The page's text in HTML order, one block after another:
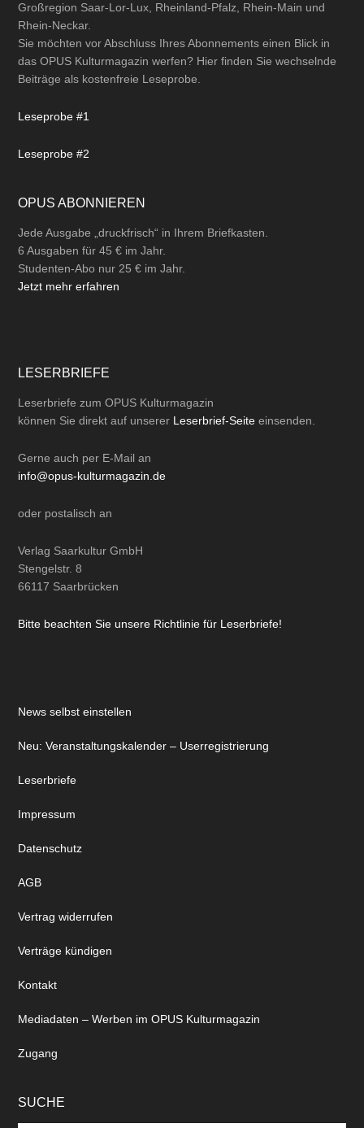
Großregion Saar-Lor-Lux, Rheinland-Pfalz, Rhein-Main und
Rhein-Neckar.
Sie möchten vor Abschluss Ihres Abonnements einen Blick in
das OPUS Kulturmagazin werfen? Hier finden Sie wechselnde
Beiträge als kostenfreie Leseprobe.
Leseprobe #1
Leseprobe #2
OPUS ABONNIEREN
Jede Ausgabe „druckfrisch“ in Ihrem Briefkasten.
6 Ausgaben für 45 € im Jahr.
Studenten-Abo nur 25 € im Jahr.
Jetzt mehr erfahren
LESERBRIEFE
Leserbriefe zum OPUS Kulturmagazin
können Sie direkt auf unserer Leserbrief-Seite einsenden.
Gerne auch per E-Mail an
info@opus-kulturmagazin.de
oder postalisch an
Verlag Saarkultur GmbH
Stengelstr. 8
66117 Saarbrücken
Bitte beachten Sie unsere Richtlinie für Leserbriefe!
News selbst einstellen
Neu: Veranstaltungskalender – Userregistrierung
Leserbriefe
Impressum
Datenschutz
AGB
Vertrag widerrufen
Verträge kündigen
Kontakt
Mediadaten – Werben im OPUS Kulturmagazin
Zugang
SUCHE